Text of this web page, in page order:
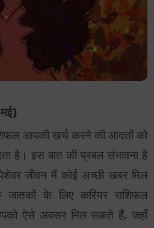
आपकी खर्च करने की आदतों को
है। इस बात की प्रबल संभावना है
जीवन में कोई अच्छी खबर मिल
के लिए करियर राशिफल
आपको ऐसे अवसर मिल सकते हैं, जहाँ